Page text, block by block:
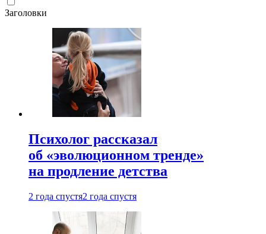
Заголовки
Психолог рассказал
об «эволюционном тренде»
на продление детства
2 года спустя2 года спустя